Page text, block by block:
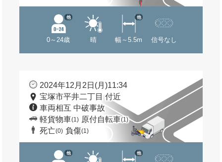
0～24歳
他
晴 幅～5.5m
他
信号なし
2024年12月2日(月)11:34
宝塚市平井二丁目 付近
車両相互 中破事故
軽貨物車(1) 原付自転車(1)
死亡(0) 負傷(1)
他 他